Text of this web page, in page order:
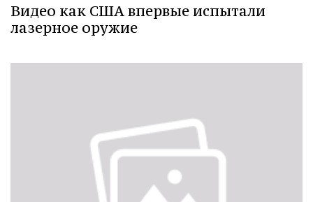
Видео как США впервые испытали
лазерное оружие